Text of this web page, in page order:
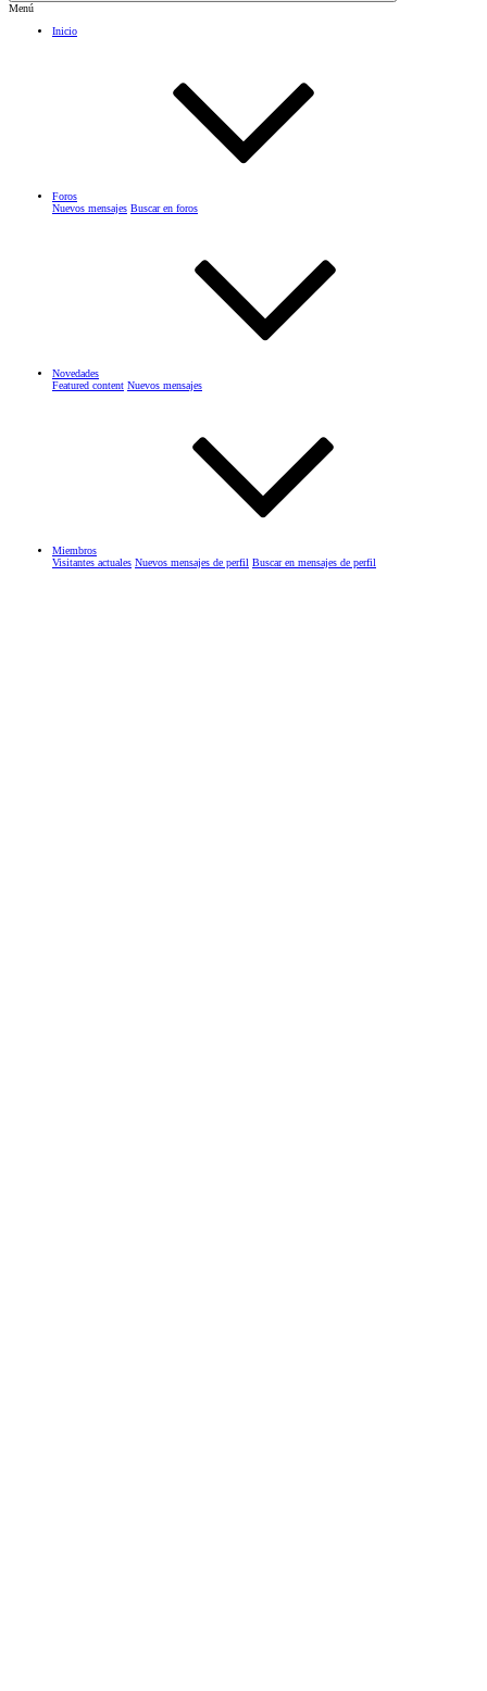
Menú
Inicio
Foros
Nuevos mensajes Buscar en foros
Novedades
Featured content Nuevos mensajes
Miembros
Visitantes actuales Nuevos mensajes de perfil Buscar en mensajes de perfil